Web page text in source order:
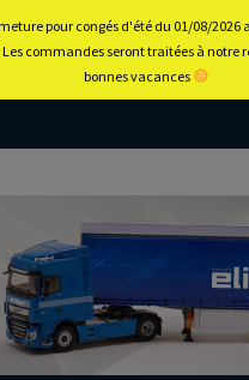
pour congés d'été du 01/08/2026
commandes seront traitées à notre
bonnes vacances